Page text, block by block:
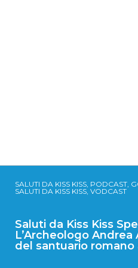
SALUTI DA KISS KISS, PODCAST,
SALUTI DA KISS KISS, VODCAST
Saluti da Kiss Kiss
L’Archeologo
del santuario romano